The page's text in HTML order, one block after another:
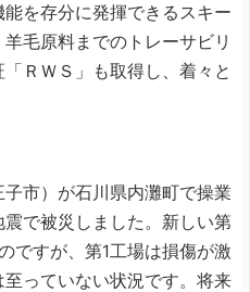
を存分に発揮できるスキー
毛原料までのトレーサビリ
ＲＷＳ」も取得し、着々と
市）が石川県内灘町で操業
で被災しました。新しい第
ですが、第1工場は損傷が激
っていない状況です。将来